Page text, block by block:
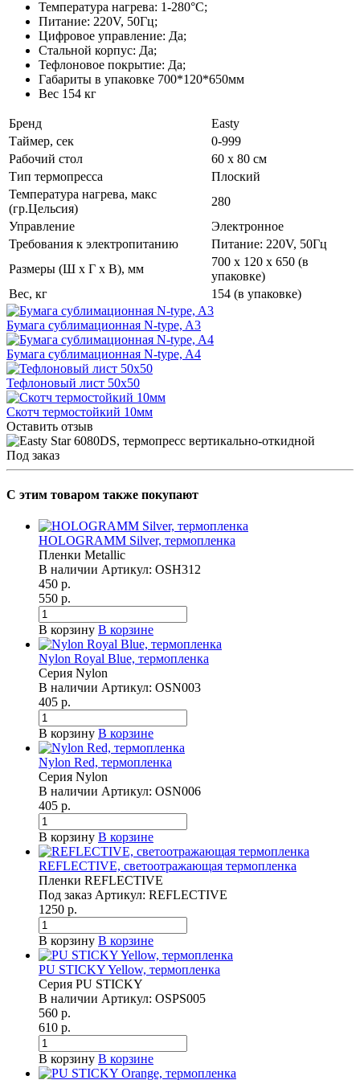
Температура нагрева: 1-280°С;
Питание: 220V, 50Гц;
Цифровое управление: Да;
Стальной корпус: Да;
Тефлоновое покрытие: Да;
Габариты в упаковке 700*120*650мм
Вес 154 кг
Бренд
Easty
Таймер, сек
0-999
Рабочий стол
60 x 80 см
Тип термопресса
Плоский
Температура нагрева, макс
(гр.Цельсия)
280
Управление
Электронное
Требования к электропитанию
Питание: 220V, 50Гц
Размеры (Ш x Г x В), мм
700 x 120 x 650 (в
упаковке)
Вес, кг
154 (в упаковке)
Бумага сублимационная N-type, A3
Бумага сублимационная N-type, A4
Тефлоновый лист 50х50
Скотч термостойкий 10мм
Оставить отзыв
Под заказ
C этим товаром также покупают
HOLOGRAMM Silver, термопленка
Пленки Metallic
В наличии Артикул: OSH312
450 р.
550 р.
В корзину В корзине
Nylon Royal Blue, термопленка
Серия Nylon
В наличии Артикул: OSN003
405 р.
В корзину В корзине
Nylon Red, термопленка
Серия Nylon
В наличии Артикул: OSN006
405 р.
В корзину В корзине
REFLECTIVE, светоотражающая термопленка
Пленки REFLECTIVE
Под заказ Артикул: REFLECTIVE
1250 р.
В корзину В корзине
PU STICKY Yellow, термопленка
Серия PU STICKY
В наличии Артикул: OSPS005
560 р.
610 р.
В корзину В корзине